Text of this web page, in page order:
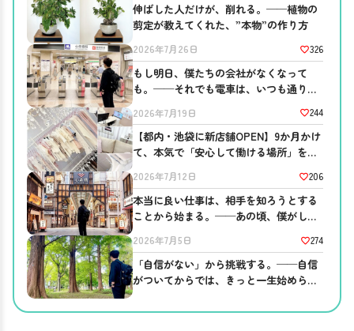
伸ばした人だけが、削れる。──植物の
剪定が教えてくれた、”本物”の作り方
2026年7月26日 326
もし明日、僕たちの会社がなくなって
も。──それでも電車は、いつも通り走
2026年7月19日 244
【都内・池袋に新店舗OPEN】9か月かけ
て、本気で「安心して働ける場所」を作
2026年7月12日 206
本当に良い仕事は、相手を知ろうとする
ことから始まる。──あの頃、僕がして
2026年7月5日 274
「自信がない」から挑戦する。──自信
がついてからでは、きっと一生始められ